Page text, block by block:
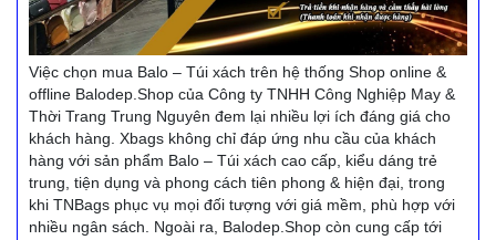
Việc chọn mua Balo – Túi xách trên hệ thống Shop online &
offline Balodep.Shop của Công ty TNHH Công Nghiệp May &
Thời Trang Trung Nguyên đem lại nhiều lợi ích đáng giá cho
khách hàng. Xbags không chỉ đáp ứng nhu cầu của khách
hàng với sản phẩm Balo – Túi xách cao cấp, kiểu dáng trẻ
trung, tiện dụng và phong cách tiên phong & hiện đại, trong
khi TNBags phục vụ mọi đối tượng với giá mềm, phù hợp với
nhiều ngân sách. Ngoài ra, Balodep.Shop còn cung cấp tới